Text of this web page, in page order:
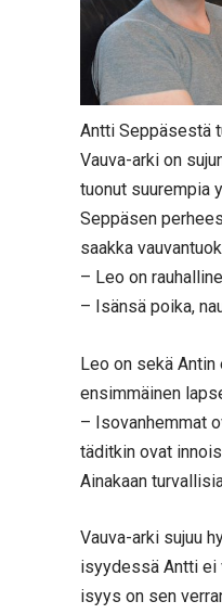
Antti Seppäsestä
Vauva-arki on
tuonut suurempia
Seppäsen
saakka
– Leo on
– Isänsä poika,
Leo on sekä
ensimmäinen
– Isovanhemmat
täditkin ovat
Ainakaan
Vauva-arki sujuu
isyydessä Antti ei
isyys on sen